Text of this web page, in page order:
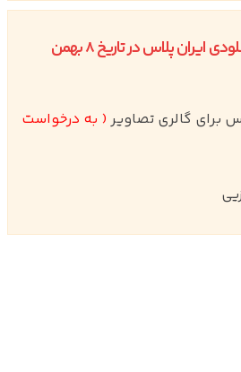
نسخه ی 1.1 پوسته ی دانلودی ایران پلاس در تاریخ 8 بهمن
برای گالری تصاویر ( به درخواست